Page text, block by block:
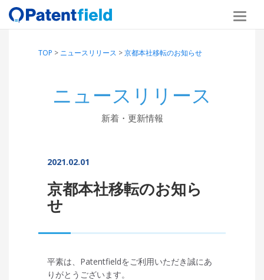
TOP > ニュースリリース >京都本社移転のお知らせ
ニュースリリース
新着・更新情報
2021.02.01
京都本社移転のお知ら
せ
平素は、Patentfieldをご利用いただき誠にあ
りがとうございます。